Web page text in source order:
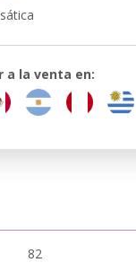
a la venta en:
82